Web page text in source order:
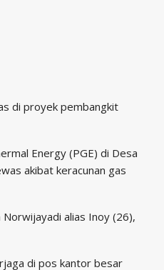
di proyek pembangkit
Energy (PGE) di Desa
akibat keracunan gas
alias Inoy (26),
di pos kantor besar